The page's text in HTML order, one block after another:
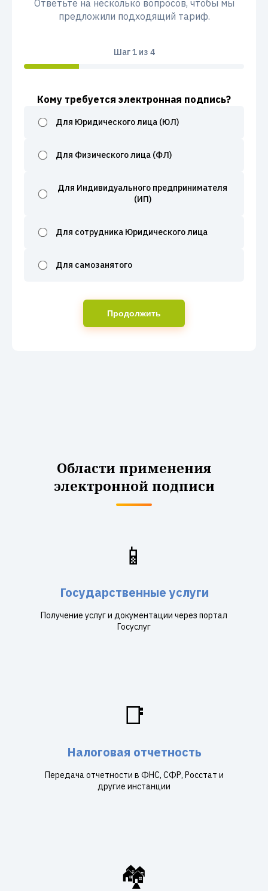
Ответьте на несколько вопросов, чтобы мы
предложили подходящий тариф.
Шаг1из 4
Кому требуется электронная подпись?
Для Юридического лица (ЮЛ)
Для Физического лица (ФЛ)
Для Индивидуального предпринимателя
(ИП)
Для сотрудника Юридического лица
Для самозанятого
Продолжить
Области применения
электронной подписи
📱
Государственные услуги
Получение услуг и документации через портал
Госуслуг
📑
Налоговая отчетность
Передача отчетности в ФНС, СФР, Росстат и
другие инстанции
🏘️